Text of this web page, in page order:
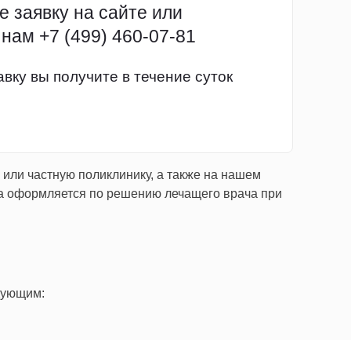
заявку на сайте или
+7 (499) 460-07-81
вы получите в течение суток
частную поликлинику, а также на нашем
оформляется по решению лечащего врача при